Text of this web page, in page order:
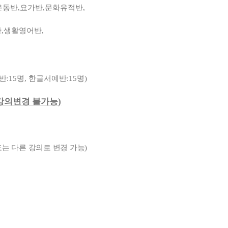
동반,요가반,문화유적반,
,생활영어반,
:15명, 한글서예반:15명)
의변경 불가능)
다른 강의로 변경 가능)